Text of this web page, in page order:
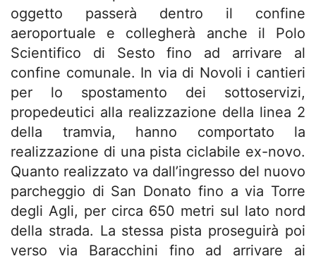
oggetto passerà dentro il confine
aeroportuale e collegherà anche il Polo
Scientifico di Sesto fino ad arrivare al
confine comunale. In via di Novoli i cantieri
per lo spostamento dei sottoservizi,
propedeutici alla realizzazione della linea 2
della tramvia, hanno comportato la
realizzazione di una pista ciclabile ex-novo.
Quanto realizzato va dall’ingresso del nuovo
parcheggio di San Donato fino a via Torre
degli Agli, per circa 650 metri sul lato nord
della strada. La stessa pista proseguirà poi
verso via Baracchini fino ad arrivare ai